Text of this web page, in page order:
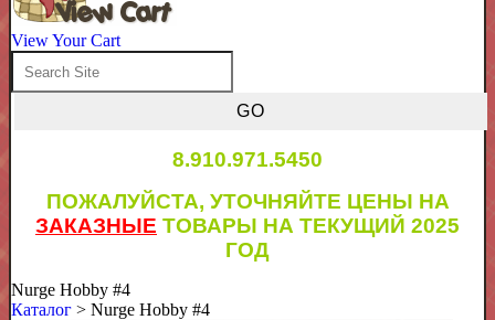
View Your Cart
8.910.971.5450
ПОЖАЛУЙСТА, УТОЧНЯЙТЕ ЦЕНЫ НА
ЗАКАЗНЫЕ ТОВАРЫ НА ТЕКУЩИЙ 2025
ГОД
Nurge Hobby #4
Каталог > Nurge Hobby #4